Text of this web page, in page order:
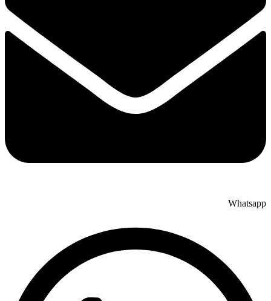
Whatsapp